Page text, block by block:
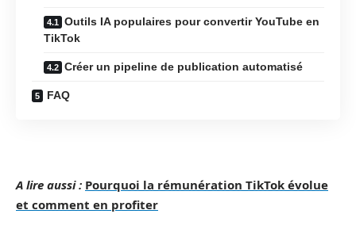
Outils IA populaires pour convertir YouTube en
TikTok
Créer un pipeline de publication automatisé
FAQ
A lire aussi : Pourquoi la rémunération TikTok évolue
et comment en profiter